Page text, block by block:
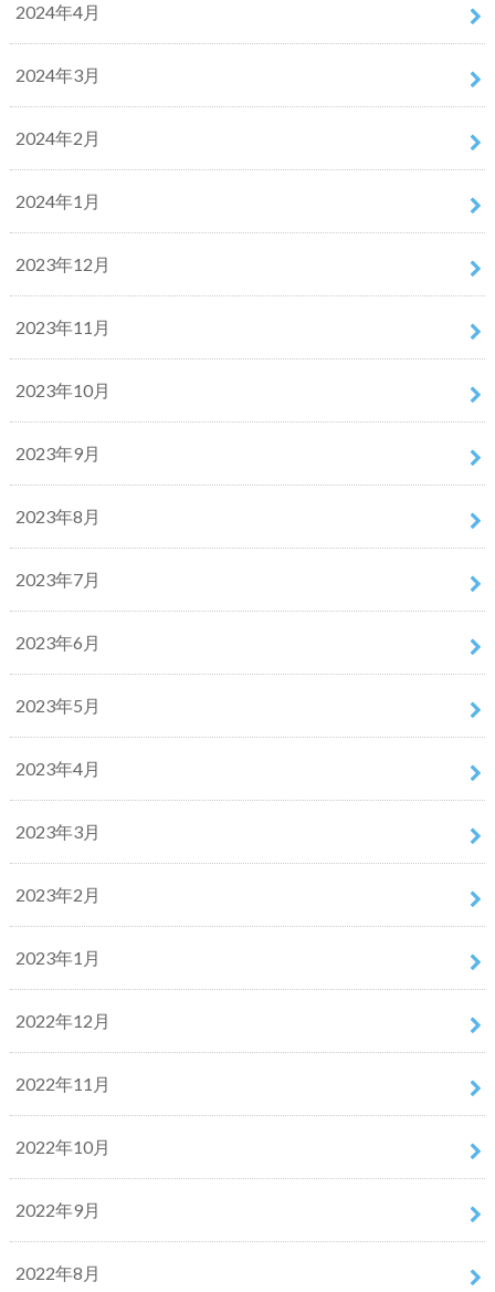
2024年4月
2024年3月
2024年2月
2024年1月
2023年12月
2023年11月
2023年10月
2023年9月
2023年8月
2023年7月
2023年6月
2023年5月
2023年4月
2023年3月
2023年2月
2023年1月
2022年12月
2022年11月
2022年10月
2022年9月
2022年8月